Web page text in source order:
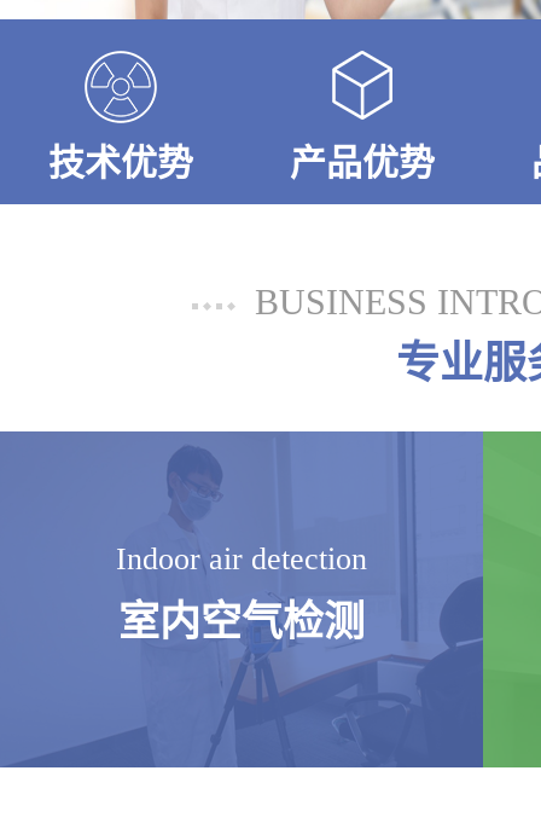
技术优势 产品优势
BUSINESS
专业服
Indoor air detection
室内空气检测